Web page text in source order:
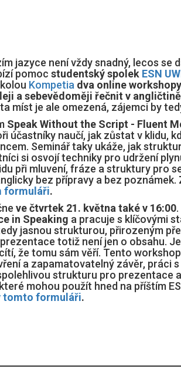
jazyce není vždy snadný, lecos se
pomoc studentský spolek ESN
Kompetia dva online
a sebevědoměji řečnit v angličtině
míst je ale omezená, zájemci by
Speak Without the Script - Fluent
účastníky naučí, jak zůstat v klidu,
Seminář taky ukáže, jak
si osvojí techniky pro udržení
při mluvení, fráze a struktury pro
bez přípravy a bez poznámek.
formuláři.
ve čtvrtek 21. května také v 16:00
in Speaking a pracuje s klíčovými
jasnou strukturou, přirozeným
totiž není jen o obsahu.
že tomu sám věří. Tento
a zapamatovatelný závěr, práci
polehlivou strukturu pro prezentace
mohou použít hned na příštím
tomto formuláři.